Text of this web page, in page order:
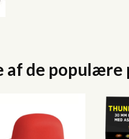
af de